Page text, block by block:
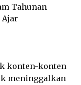
Tahunan
konten-konten
meninggalkan